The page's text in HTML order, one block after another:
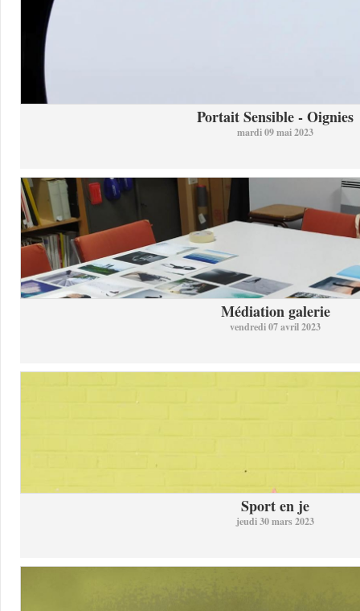
Portait Sensible - Oignies
mardi 09 mai 2023
Médiation galerie
vendredi 07 avril 2023
Sport en je
jeudi 30 mars 2023